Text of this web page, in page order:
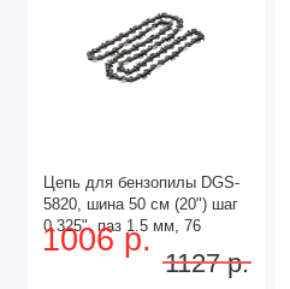
Цепь для бензопилы DGS-
5820, шина 50 см (20") шаг
0.325", паз 1.5 мм, 76
звеньев Denzel
1006 р.
1127 р.